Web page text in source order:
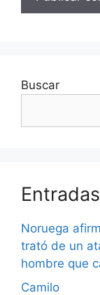
Buscar
Noruega
trató de un
hombre que
Camilo